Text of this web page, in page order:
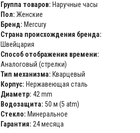
Группа товаров: Наручные часы
Пол: Женские
Бренд: Mercury
Страна происхождения бренда:
Швейцария
Способ отображения времени:
Аналоговый (стрелки)
Тип механизма: Кварцевый
Корпус: Нержавеющая сталь
Диаметр: 42 mm
Водозащита: 50 м (5 atm)
Стекло: Минеральное
Гарантия: 24 месяца